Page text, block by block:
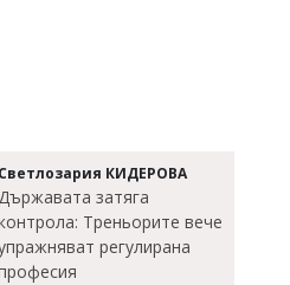
Светлозария КИДЕРОВА
затяга
Треньорите вече
регулирана